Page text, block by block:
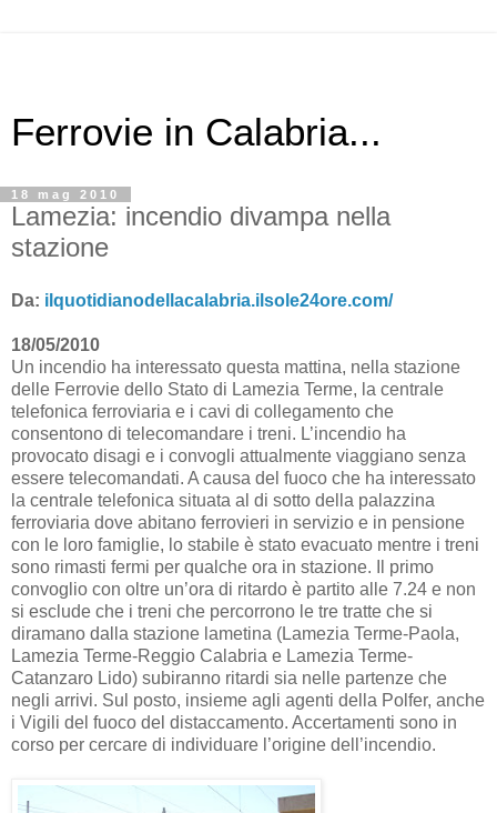
Ferrovie in Calabria...
18 mag 2010
Lamezia: incendio divampa nella
stazione
Da: ilquotidianodellacalabria.ilsole24ore.com/
18/05/2010
Un incendio ha interessato questa mattina, nella stazione
delle Ferrovie dello Stato di Lamezia Terme, la centrale
telefonica ferroviaria e i cavi di collegamento che
consentono di telecomandare i treni. L’incendio ha
provocato disagi e i convogli attualmente viaggiano senza
essere telecomandati. A causa del fuoco che ha interessato
la centrale telefonica situata al di sotto della palazzina
ferroviaria dove abitano ferrovieri in servizio e in pensione
con le loro famiglie, lo stabile è stato evacuato mentre i treni
sono rimasti fermi per qualche ora in stazione. Il primo
convoglio con oltre un’ora di ritardo è partito alle 7.24 e non
si esclude che i treni che percorrono le tre tratte che si
diramano dalla stazione lametina (Lamezia Terme-Paola,
Lamezia Terme-Reggio Calabria e Lamezia Terme-
Catanzaro Lido) subiranno ritardi sia nelle partenze che
negli arrivi. Sul posto, insieme agli agenti della Polfer, anche
i Vigili del fuoco del distaccamento. Accertamenti sono in
corso per cercare di individuare l’origine dell’incendio.